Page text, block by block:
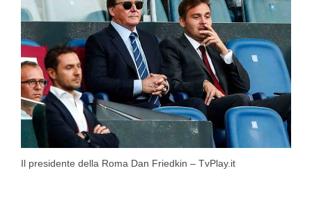
Il presidente della Roma Dan Friedkin – TvPlay.it